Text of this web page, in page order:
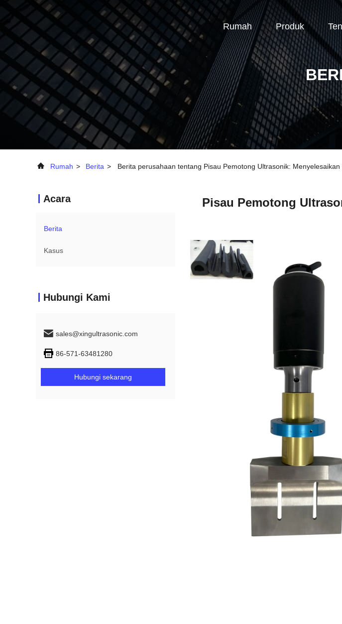
Rumah Produk
Rumah > Berita > Berita perusahaan tentang Pisau Pemotong Ultrasonik:
Acara
Berita
Kasus
Hubungi Kami
sales@xingultrasonic.com
86-571-63481280
Hubungi sekarang
Pisau Pemotong